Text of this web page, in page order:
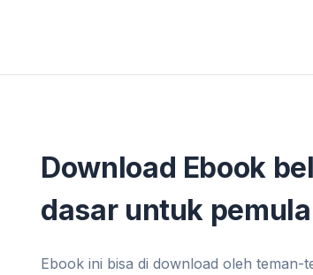
Download Ebook
dasar untuk
Ebook ini bisa di download oleh